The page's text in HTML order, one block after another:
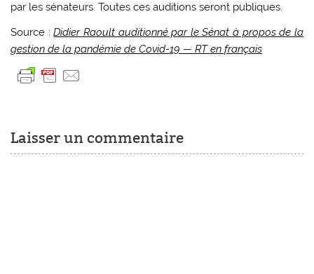
par les sénateurs. Toutes ces auditions seront publiques.
Source :Didier Raoult auditionné par le Sénat à propos de la
gestion de la pandémie de Covid-19 — RT en français
Laisser un commentaire